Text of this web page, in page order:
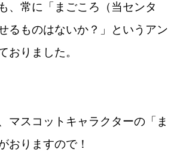
、常に「まごころ（当センタ
るものはないか？」というアン
おりました。
マスコットキャラクターの「ま
おりますので！